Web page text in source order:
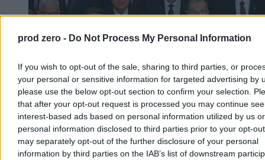
prod zero - Do Not Process My Personal Information
If you wish to opt-out of the sale, sharing to third parties, or
your personal or sensitive information for targeted advertising by
please use the below opt-out section to confirm your selection.
that after your opt-out request is processed you may continue
interest-based ads based on personal information utilized by us or
personal information disclosed to third parties prior to your opt-
may separately opt-out of the further disclosure of your personal
information by third parties on the IAB’s list of downstream
Na to liczy Rozwój Plus. „Potrzebują mięsa
armatniego”